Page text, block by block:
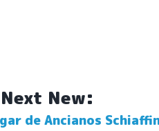
Next New:
de Ancianos